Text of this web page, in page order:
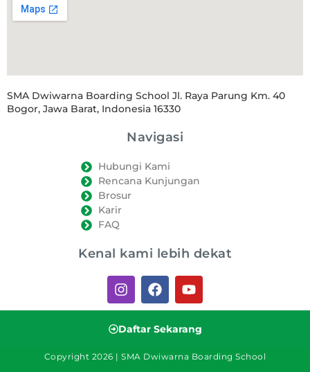
SMA Dwiwarna Boarding School Jl. Raya Parung Km. 40
Bogor, Jawa Barat, Indonesia 16330
Navigasi
Hubungi Kami
Rencana Kunjungan
Brosur
Karir
FAQ
Kenal kami lebih dekat
Daftar Sekarang
Copyright 2026 | SMA Dwiwarna Boarding School